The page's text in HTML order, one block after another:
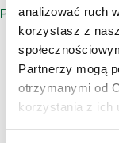
analizować ruch
korzystasz z
Partnerzy mogą
otrzymanymi od
korzystania z ich
Pokaż jako zdjęcia
Jak powstaje
Jak powstają